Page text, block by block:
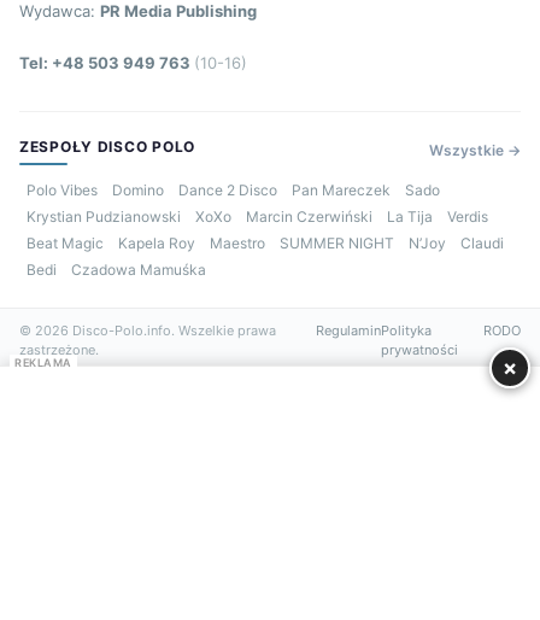
Wydawca: PR Media Publishing
Tel: +48 503 949 763 (10-16)
ZESPOŁY DISCO POLO Wszystkie →
Polo Vibes Domino Dance 2 Disco Pan Mareczek
Sado
Krystian Pudzianowski
XoXo Marcin Czerwiński La Tija
Verdis
Beat Magic
Kapela Roy Maestro SUMMER NIGHT N’Joy
Claudi
Bedi
Czadowa Mamuśka
© 2026 Disco-Polo.info. Wszelkie prawa
zastrzeżone.
RegulaminPolityka
prywatności
RODO
REKLAMA ×